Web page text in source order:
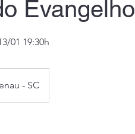
Evangelho
01 19:30h
- SC